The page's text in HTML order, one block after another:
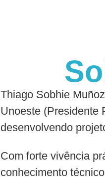
Thiago Sobhie
Unoeste (Presidente
desenvolvendo
Com forte vivência
conhecimento